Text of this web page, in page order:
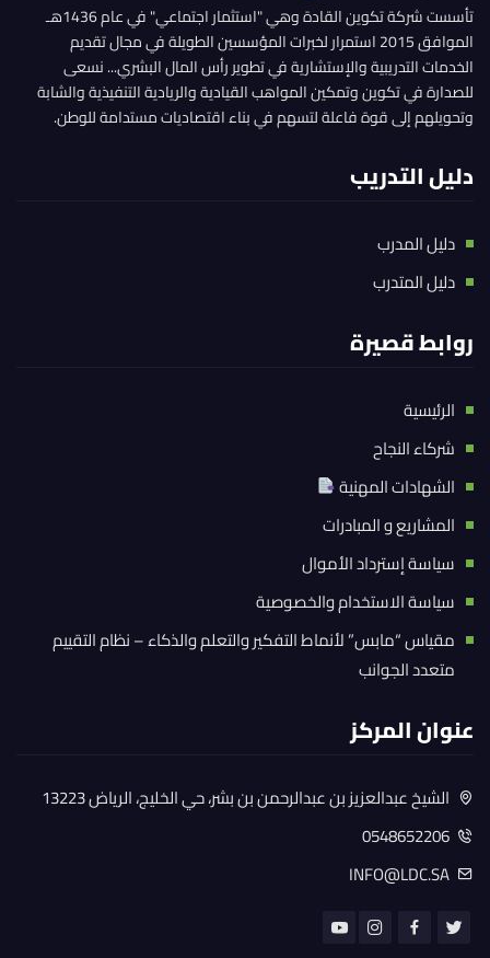
تأسست شركة تكوين القادة وهي "استثمار اجتماعي" في عام 1436هـ
الموافق 2015 استمرار لخبرات المؤسسين الطويلة في مجال تقديم
الخدمات التدريبية والإستشارية في تطوير رأس المال البشري... نسعى
للصدارة في تكوين وتمكين المواهب القيادية والريادية التنفيذية والشابة
وتحويلهم إلى قوة فاعلة لتسهم في بناء اقتصاديات مستدامة للوطن.
دليل التدريب
دليل المدرب
دليل المتدرب
روابط قصيرة
الرئيسية
شركاء النجاح
الشهادات المهنية
المشاريع و المبادرات
سياسة إسترداد الأموال
سياسة الاستخدام والخصوصية
مقياس “مابس” لأنماط التفكير والتعلم والذكاء – نظام التقييم
متعدد الجوانب
عنوان المركز
الشيخ عبدالعزيز بن عبدالرحمن بن بشر، حي الخليج، الرياض 13223
0548652206
INFO@LDC.SA